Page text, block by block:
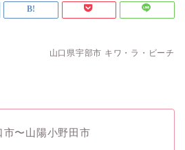
山口県宇部市 キワ・ラ・ビーチ
〜山陽小野田市